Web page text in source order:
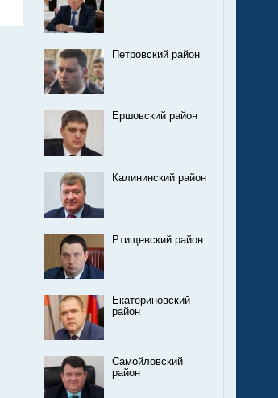
Петровский район
Ершовский район
Калининский район
Ртищевский район
Екатериновский
район
Самойловский
район